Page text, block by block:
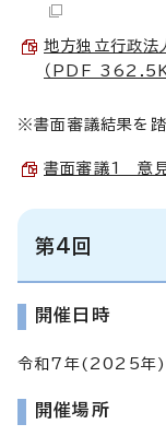
地方独立行政法
（PDF
※書面審議結果を
書面審議1 意
第4回
開催日時
令和7年(2025年
開催場所